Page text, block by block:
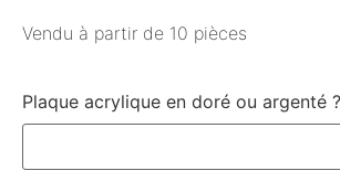
Vendu à partir de 10 pièces
Plaque acrylique en doré ou argenté ?